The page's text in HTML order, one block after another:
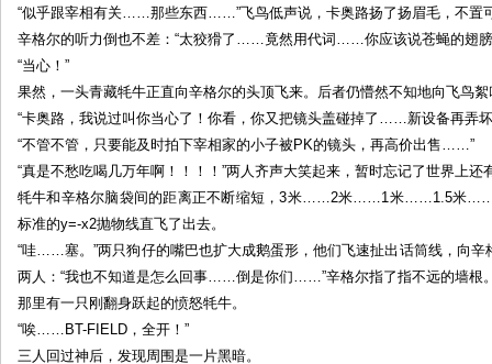
“似乎跟宰相有关……那些东西……”飞鸟低声说，卡奥路扬了扬眉毛，不置
辛格尔的听力倒也不差：“太狡猾了……竟然用代词……你应该说苍蝇的翅
“当心！”
果然，一头青藏牦牛正直向辛格尔的头顶飞来。后者仍懵然不知地向飞鸟
“卡奥路，我说过叫你当心了！你看，你又把镜头盖碰掉了……新设备再弄
“不管不管，只要能及时拍下宰相家的小子被PK的镜头，再高价出售……”
“真是不愁吃喝几万年啊！！！！”两人齐声大笑起来，暂时忘记了世界上还
牦牛和辛格尔脑袋间的距离正不断缩短，3米……2米……1米……1.5米……
标准的y=-x2抛物线直飞了出去。
“哇……塞。”两只狗仔的嘴巴也扩大成鹅蛋形，他们飞速扯出话筒线，向
两人：“我也不知道是怎么回事……倒是你们……”辛格尔指了指不远的墙根
那里有一只刚翻身跃起的愤怒牦牛。
“唉……BT-FIELD，全开！”
三人回过神后，发现周围是一片黑暗。